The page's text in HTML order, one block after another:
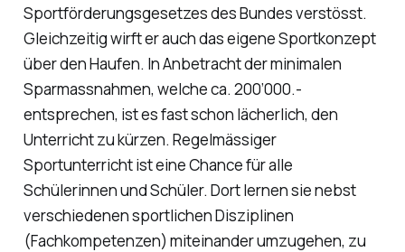
Sportförderungsgesetzes des Bundes verstösst.
Gleichzeitig wirft er auch das eigene Sportkonzept
über den Haufen. In Anbetracht der minimalen
Sparmassnahmen, welche ca. 200’000.-
entsprechen, ist es fast schon lächerlich, den
Unterricht zu kürzen. Regelmässiger
Sportunterricht ist eine Chance für alle
Schülerinnen und Schüler. Dort lernen sie nebst
verschiedenen sportlichen Disziplinen
(Fachkompetenzen) miteinander umzugehen, zu